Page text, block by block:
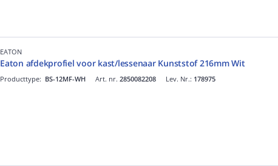
EATON
Eaton afdekprofiel voor kast/lessenaar Kunststof 216mm Wit
Art. nr. 2850082208
Producttype: BS-12MF-WH Lev. Nr.: 178975